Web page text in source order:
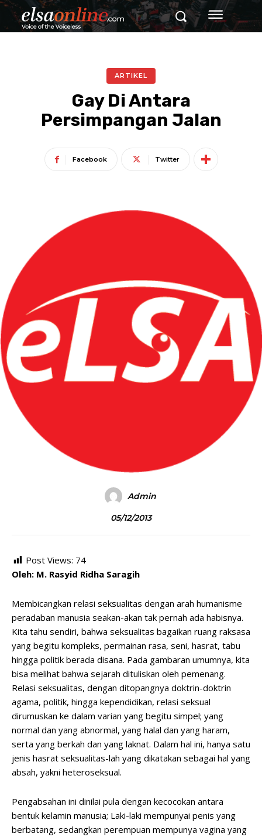
ARTIKEL
Gay Di Antara
Persimpangan Jalan
Facebook Twitter
Admin
05/12/2013
Post Views: 74
Oleh: M. Rasyid Ridha Saragih
Membicangkan relasi seksualitas dengan arah humanisme
peradaban manusia seakan-akan tak pernah ada habisnya.
Kita tahu sendiri, bahwa seksualitas bagaikan ruang raksasa
yang begitu kompleks, permainan rasa, seni, hasrat, tabu
hingga politik berada disana. Pada gambaran umumnya, kita
bisa melihat bahwa sejarah dituliskan oleh pemenang.
Relasi seksualitas, dengan ditopangnya doktrin-doktrin
agama, politik, hingga kependidikan, relasi seksual
dirumuskan ke dalam varian yang begitu simpel; yang
normal dan yang abnormal, yang halal dan yang haram,
serta yang berkah dan yang laknat. Dalam hal ini, hanya satu
jenis hasrat seksualitas-lah yang dikatakan sebagai hal yang
absah, yakni heteroseksual.
Pengabsahan ini dinilai pula dengan kecocokan antara
bentuk kelamin manusia; Laki-laki mempunyai penis yang
berbatang, sedangkan perempuan mempunya vagina yang